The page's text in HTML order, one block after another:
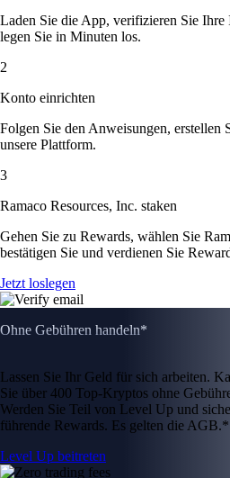
Laden Sie die App, verifizieren Sie Ihre
legen Sie in Minuten los.
2
Konto einrichten
Folgen Sie den Anweisungen, erstellen
unsere Plattform.
3
Ramaco Resources, Inc. staken
Gehen Sie zu Rewards, wählen Sie
bestätigen Sie und verdienen Sie
Jetzt loslegen
Ohne Gebühren handeln*
Lassen Sie Ihr Geld für sich arbeiten.
Sie über 400 Top-Kryptos ohne
Werden Sie Teil von Level Up und
führende Rewards. Es gelten die AGB.*
Level Up beitreten